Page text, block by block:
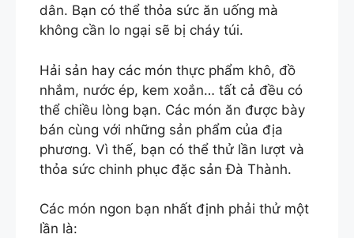
dân. Bạn có thể thỏa sức ăn uống mà
không cần lo ngại sẽ bị cháy túi.
Hải sản hay các món thực phẩm khô, đồ
nhắm, nước ép, kem xoắn… tất cả đều có
thể chiều lòng bạn. Các món ăn được bày
bán cùng với những sản phẩm của địa
phương. Vì thế, bạn có thể thử lần lượt và
thỏa sức chinh phục đặc sản Đà Thành.
Các món ngon bạn nhất định phải thử một
lần là: